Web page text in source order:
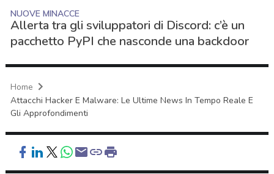
NUOVE MINACCE
Allerta tra gli sviluppatori di Discord: c’è un
pacchetto PyPI che nasconde una backdoor
Home
Attacchi Hacker E Malware: Le Ultime News In Tempo Reale E
Gli Approfondimenti